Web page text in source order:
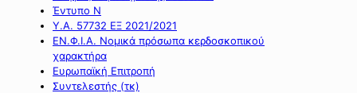
Έντυπο Ν
Υ.Α. 57732 ΕΞ 2021/2021
ΕΝ.Φ.Ι.Α. Νομικά πρόσωπα κερδοσκοπικού
χαρακτήρα
Ευρωπαϊκή Επιτροπή
Συντελεστής (τκ)